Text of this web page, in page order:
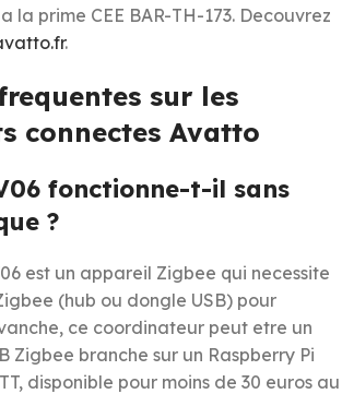
la prime CEE BAR-TH-173. Decouvrez
.
sur les
connectes Avatto
fonctionne-t-il sans
?
est un appareil Zigbee qui necessite
(hub ou dongle USB) pour
ce coordinateur peut etre un
Zigbee branche sur un Raspberry Pi
disponible pour moins de 30 euros au